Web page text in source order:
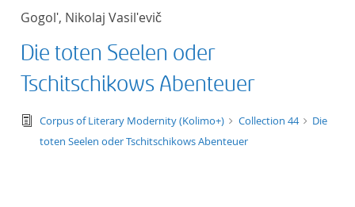
Gogolʹ, Nikolaj Vasilʹevič
Die toten Seelen oder
Tschitschikows Abenteuer
text/tg.edition+tg.aggregation+xml
Corpus of Literary Modernity (Kolimo+) Collection 44
Die
toten Seelen oder Tschitschikows Abenteuer